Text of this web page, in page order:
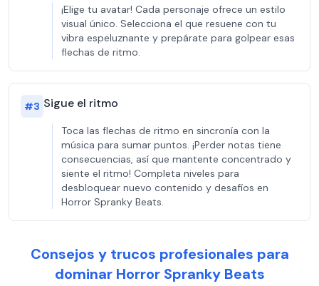
¡Elige tu avatar! Cada personaje ofrece un estilo
visual único. Selecciona el que resuene con tu
vibra espeluznante y prepárate para golpear esas
flechas de ritmo.
#3 Sigue el ritmo
Toca las flechas de ritmo en sincronía con la
música para sumar puntos. ¡Perder notas tiene
consecuencias, así que mantente concentrado y
siente el ritmo! Completa niveles para
desbloquear nuevo contenido y desafíos en
Horror Spranky Beats.
Consejos y trucos profesionales para
dominar Horror Spranky Beats